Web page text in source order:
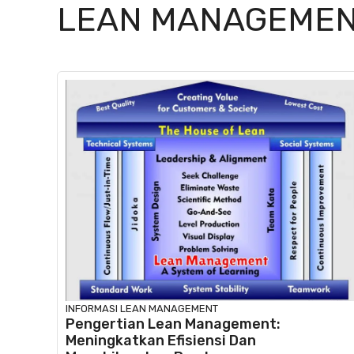
LEAN
INFORMASI LEAN MANAGEMENT
Pengertian Lean Management:
Meningkatkan Efisiensi Dan